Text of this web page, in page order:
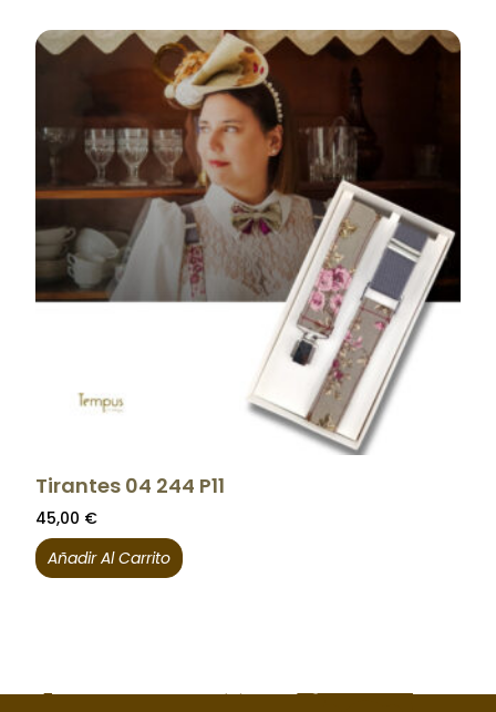
Tirantes 04 244 P11
45,00 €
Añadir Al Carrito